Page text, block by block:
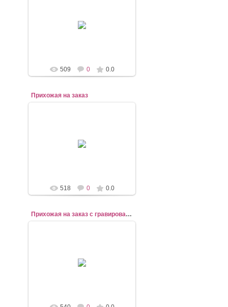
509 0 0.0
Прихожая на заказ
518 0 0.0
Прихожая на заказ с гравированными зеркалами